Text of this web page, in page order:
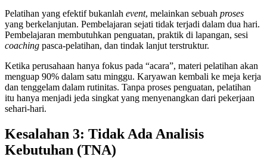
Pelatihan yang efektif bukanlah event, melainkan sebuah proses
yang berkelanjutan. Pembelajaran sejati tidak terjadi dalam dua hari.
Pembelajaran membutuhkan penguatan, praktik di lapangan, sesi
coaching pasca-pelatihan, dan tindak lanjut terstruktur.
Ketika perusahaan hanya fokus pada “acara”, materi pelatihan akan
menguap 90% dalam satu minggu. Karyawan kembali ke meja kerja
dan tenggelam dalam rutinitas. Tanpa proses penguatan, pelatihan
itu hanya menjadi jeda singkat yang menyenangkan dari pekerjaan
sehari-hari.
Kesalahan 3: Tidak Ada Analisis
Kebutuhan (TNA)